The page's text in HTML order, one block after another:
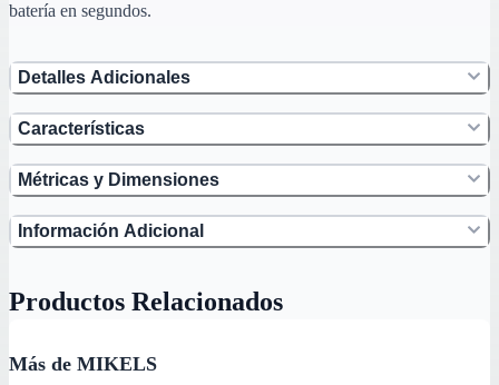
batería en segundos.
Detalles Adicionales
Características
Métricas y Dimensiones
Información Adicional
Productos Relacionados
Más de MIKELS